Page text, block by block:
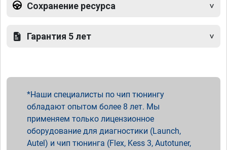
Сохранение ресурса
Гарантия 5 лет
Наши специалисты по чип тюнингу
обладают опытом более 8 лет. Мы
применяем только лицензионное
оборудование для диагностики (Launch,
Autel) и чип тюнинга (Flex, Kess 3, Autotuner,